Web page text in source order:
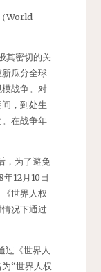
World
其密切的关
瓜分全球
战争。对
，到处生
在战争年
，为了避免
12月10日
世界人权
况下通过
《世界人
“世界人权